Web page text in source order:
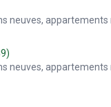
neuves,
neuves,